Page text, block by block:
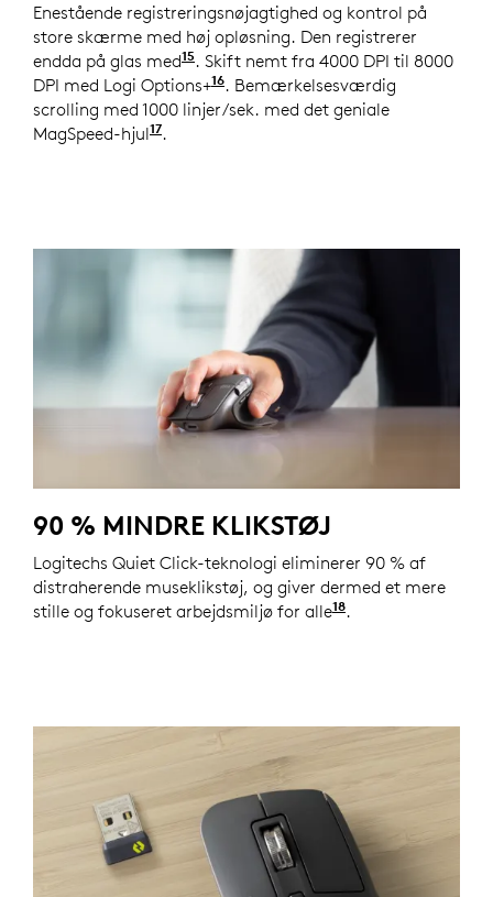
Enestående registreringsnøjagtighed og kontrol på
store skærme med høj opløsning. Den registrerer
endda på glas med15 en glastykkelse på minimum 4 mm
. Skift nemt fra 4000 DPI til 8000
DPI med Logi Options+16Tilgængelig til Windows og
. Bemærkelsesværdig
scrolling med 1000 linjer/sek. med det geniale
MagSpeed-hjul17Sammenlignet med en almindelig
.
90 % MINDRE KLIKSTØJ
Logitechs Quiet Click-teknologi eliminerer 90 % af
distraherende museklikstøj, og giver dermed et mere
stille og fokuseret arbejdsmiljø for alle18Sammenlignet
.